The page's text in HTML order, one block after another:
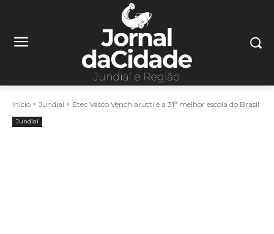
Início Jundiaí Etec Vasco Venchiarutti é a 31ª melhor escola do Brasil
Jundiaí